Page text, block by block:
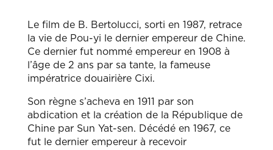
Le film de B. Bertolucci, sorti en 1987, retrace
la vie de Pou-yi le dernier empereur de Chine.
Ce dernier fut nommé empereur en 1908 à
l’âge de 2 ans par sa tante, la fameuse
impératrice douairière Cixi.
Son règne s’acheva en 1911 par son
abdication et la création de la République de
Chine par Sun Yat-sen. Décédé en 1967, ce
fut le dernier empereur à recevoir